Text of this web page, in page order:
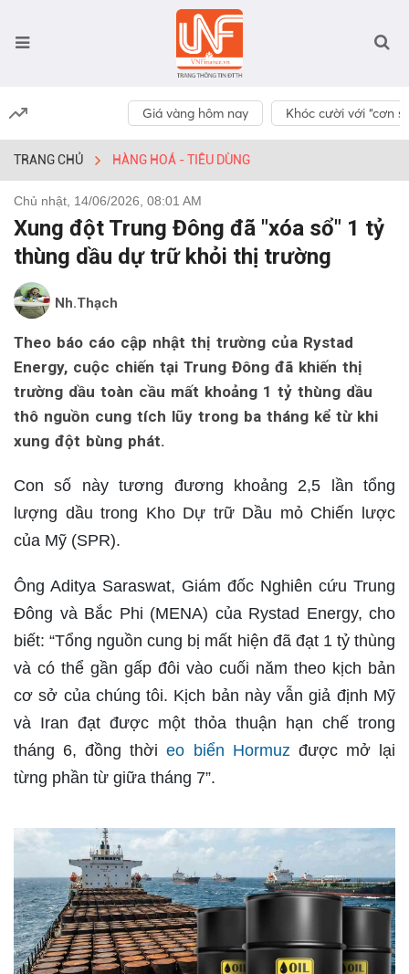
Giá vàng hôm nay Khóc cười với “cơn
TRANG CHỦ HÀNG HOÁ - TIÊU DÙNG
Chủ nhật, 14/06/2026, 08:01 AM
Xung đột Trung Đông đã "xóa sổ" 1 tỷ
thùng dầu dự trữ khỏi thị trường
Nh.Thạch
Theo báo cáo cập nhật thị trường của Rystad
Energy, cuộc chiến tại Trung Đông đã khiến thị
trường dầu toàn cầu mất khoảng 1 tỷ thùng dầu
thô nguồn cung tích lũy trong ba tháng kể từ khi
xung đột bùng phát.
Con số này tương đương khoảng 2,5 lần tổng
lượng dầu trong Kho Dự trữ Dầu mỏ Chiến lược
của Mỹ (SPR).
Ông Aditya Saraswat, Giám đốc Nghiên cứu Trung
Đông và Bắc Phi (MENA) của Rystad Energy, cho
biết: “Tổng nguồn cung bị mất hiện đã đạt 1 tỷ thùng
và có thể gần gấp đôi vào cuối năm theo kịch bản
cơ sở của chúng tôi. Kịch bản này vẫn giả định Mỹ
và Iran đạt được một thỏa thuận hạn chế trong
tháng 6, đồng thời eo biển Hormuz được mở lại
từng phần từ giữa tháng 7”.